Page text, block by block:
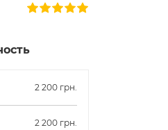
2 200 грн.
2 200 грн.